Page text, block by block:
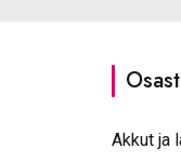
Akkut ja